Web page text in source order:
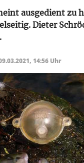
ausgedient zu
Dieter
14:56 Uhr